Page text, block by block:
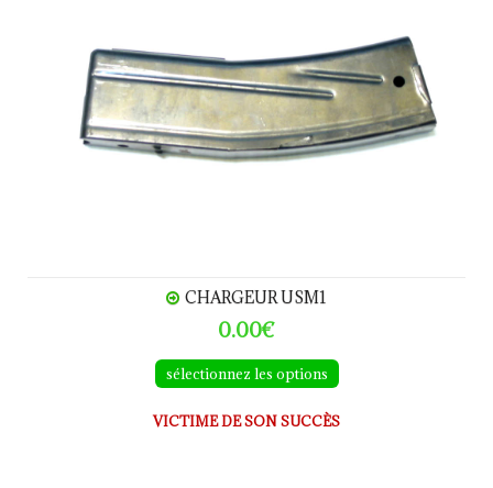
CHARGEUR USM1
0.00€
sélectionnez les options
VICTIME DE SON SUCCÈS